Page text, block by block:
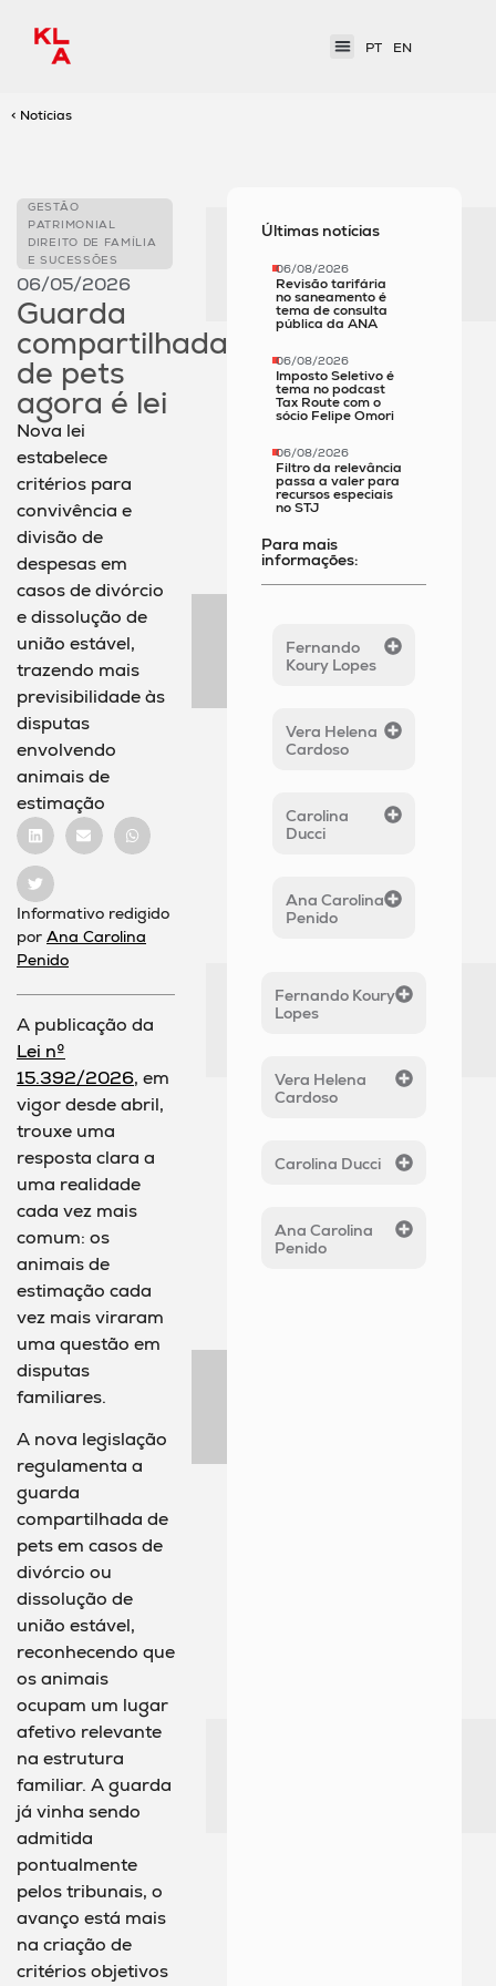
PT EN
< Notícias
GESTÃO
PATRIMONIAL
DIREITO DE FAMÍLIA
E SUCESSÕES
06/05/2026
Guarda
compartilhada
de pets
agora é lei
Nova lei
estabelece
critérios para
convivência e
divisão de
despesas em
casos de divórcio
e dissolução de
união estável,
trazendo mais
previsibilidade às
disputas
envolvendo
animais de
estimação
Informativo redigido
por Ana Carolina
Penido
A publicação da
Lei nº
15.392/2026, em
vigor desde abril,
trouxe uma
resposta clara a
uma realidade
cada vez mais
comum: os
animais de
estimação cada
vez mais viraram
uma questão em
disputas
familiares.
A nova legislação
regulamenta a
guarda
compartilhada de
pets em casos de
divórcio ou
dissolução de
união estável,
reconhecendo que
os animais
ocupam um lugar
afetivo relevante
na estrutura
familiar. A guarda
já vinha sendo
admitida
pontualmente
pelos tribunais, o
avanço está mais
na criação de
critérios objetivos
Últimas notícias
06/08/2026
Revisão tarifária
no saneamento é
tema de consulta
pública da ANA
06/08/2026
Imposto Seletivo é
tema no podcast
Tax Route com o
sócio Felipe Omori
06/08/2026
Filtro da relevância
passa a valer para
recursos especiais
no STJ
Para mais
informações:
Fernando
Koury Lopes
Vera Helena
Cardoso
Carolina
Ducci
Ana Carolina
Penido
Fernando Koury
Lopes
Vera Helena
Cardoso
Carolina Ducci
Ana Carolina
Penido